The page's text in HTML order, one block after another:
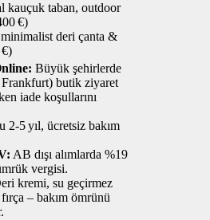
kauçuk taban, outdoor
€)
deri çanta &
€)
Büyük şehirlerde
butik ziyaret
iade koşullarını
2‑5 yıl, ücretsiz bakım
AB dışı alımlarda %19
vergisi.
kremi, su geçirmez
– bakım ömrünü